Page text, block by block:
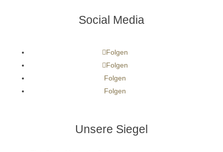
Social Media
Folgen
Folgen
Folgen
Folgen
Unsere Siegel